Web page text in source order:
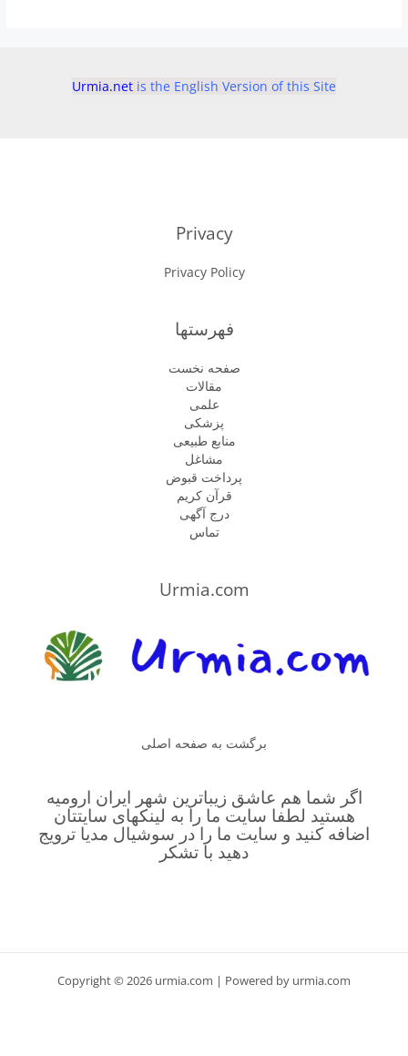
Urmia.net is the English Version of this Site
Privacy
Privacy Policy
فهرستها
صفحه نخست
مقالات
علمی
پزشكى
منابع طبیعی
مشاغل
پرداخت قبوض
قرآن کریم
درج آگهی
تماس
Urmia.com
برگشت به صفحه اصلی
اگر شما هم عاشق زیباترین شهر ایران ارومیه
هستید لطفا سایت ما را به لینکهای سایتتان
اضافه کنید و سایت ما را در سوشیال مدیا ترویج
دهید با تشکر
Copyright © 2026 urmia.com | Powered by urmia.com